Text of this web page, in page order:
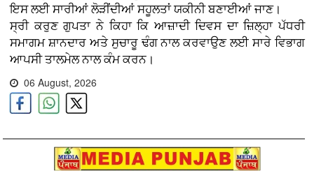
ਇਸ ਲਈ ਸਾਰੀਆਂ ਲੋੜੀਂਦੀਆਂ ਸਹੂਲਤਾਂ ਯਕੀਨੀ ਬਣਾਈਆਂ ਜਾਣ।
ਸ੍ਰੀ ਕਰੁਣ ਗੁਪਤਾ ਨੇ ਕਿਹਾ ਕਿ ਆਜ਼ਾਦੀ ਦਿਵਸ ਦਾ ਜ਼ਿਲ੍ਹਾ ਪੱਧਰੀ
ਸਮਾਗਮ ਸ਼ਾਨਦਾਰ ਅਤੇ ਸੁਚਾਰੂ ਢੰਗ ਨਾਲ ਕਰਵਾਉਣ ਲਈ ਸਾਰੇ ਵਿਭਾਗ
ਆਪਸੀ ਤਾਲਮੇਲ ਨਾਲ ਕੰਮ ਕਰਨ।
06 August, 2026